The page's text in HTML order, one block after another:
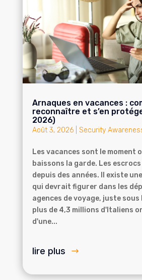
Arnaques en vacances :
reconnaître et s’en
2026)
Août 3, 2026| Security
Les vacances sont le moment
baissons la garde. Les
depuis des années. Il existe
qui devrait figurer dans les
agences de voyage, juste sous
plus de 4,3 millions d'Italiens
d'une...
lire plus